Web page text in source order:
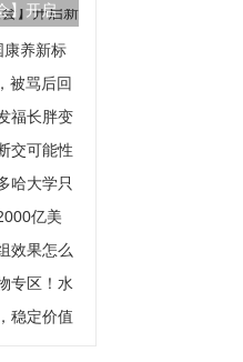
】开启
康养新标
被骂后回
福长胖变
交可能性
哈大学只
亿美
效果怎么
专区！水
稳定价值